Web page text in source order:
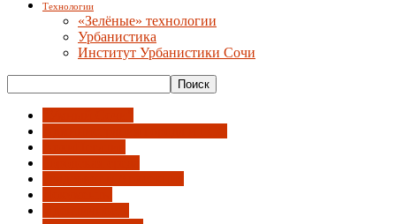
Технологии
«Зелёные» технологии
Урбанистика
Институт Урбанистики Сочи